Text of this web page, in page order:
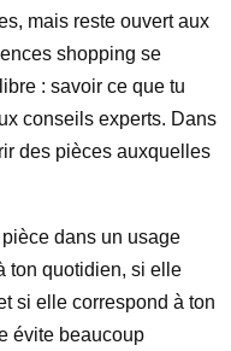
mais reste ouvert aux
shopping se
: savoir ce que tu
conseils experts. Dans
des pièces auxquelles
dans un usage
ton quotidien, si elle
si elle correspond à ton
évite beaucoup